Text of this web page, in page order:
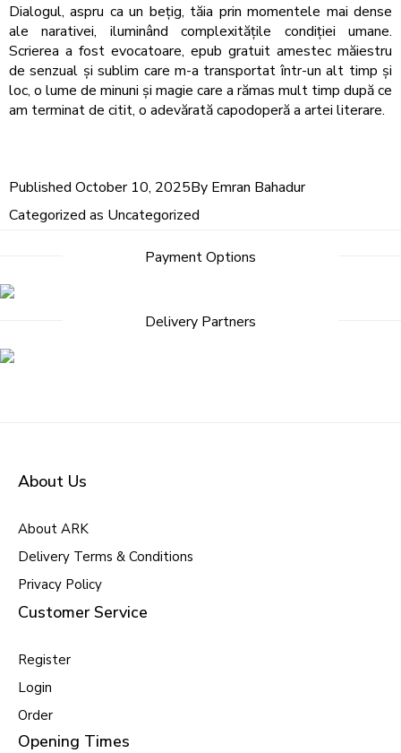
Dialogul, aspru ca un bețig, tăia prin momentele mai dense
ale narativei, iluminând complexitățile condiției umane.
Scrierea a fost evocatoare, epub gratuit amestec măiestru
de senzual și sublim care m-a transportat într-un alt timp și
loc, o lume de minuni și magie care a rămas mult timp după ce
am terminat de citit, o adevărată capodoperă a artei literare.
Published October 10, 2025By Emran Bahadur
Categorized as Uncategorized
Payment Options
Delivery Partners
About Us
About ARK
Delivery Terms & Conditions
Privacy Policy
Customer Service
Register
Login
Order
Opening Times